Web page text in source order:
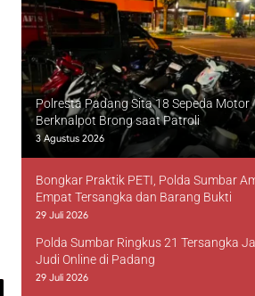
Polresta Padang Sita 18 Sepeda Motor
Berknalpot Brong saat Patroli
3 Agustus 2026
Bongkar Praktik PETI, Polda Sumbar
Empat Tersangka dan Barang Bukti
29 Juli 2026
Polda Sumbar Ringkus 21 Tersangka
Judi Online di Padang
29 Juli 2026